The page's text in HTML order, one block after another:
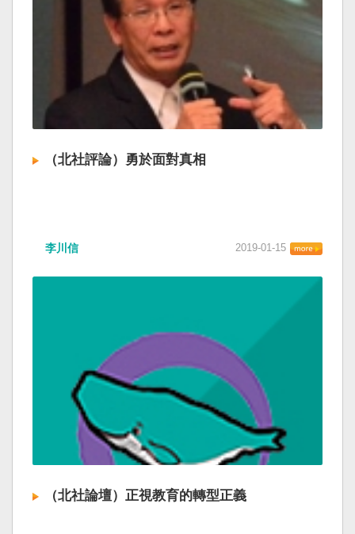
（北社評論）勇於面對真相
李川信 2019-01-15
（北社論壇）正視教育的轉型正義